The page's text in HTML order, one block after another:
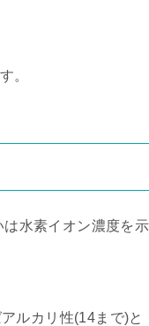
。
水素イオン濃度を示
ルカリ性(14まで)と